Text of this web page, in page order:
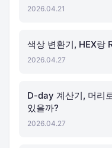
2026.04.21
색상 변환기, HEX랑
2026.04.27
D-day 계산기, 머리
있을까?
2026.04.27